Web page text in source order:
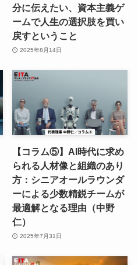
分に伝えたい、資本主義ゲ
ームで人生の選択肢を買い
戻すということ
2025年8月14日
【コラム⑤】AI時代に求め
られる人材像と組織のあり
方：シニアオールラウンダ
ーによる少数精鋭チームが
最適解となる理由（中野
仁）
2025年7月31日